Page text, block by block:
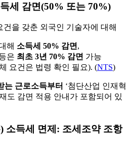
세 감면(50% 또는 70%)
건을 갖춘 외국인 기술자에 대해
해 소득세 50% 감면 ,
은 최초 3년 70% 감면 가능
요건은 법령 확인 필요). (NTS)
는 근로소득부터 ‘첨단산업 인재혁
도 감면 적용 안내가 포함되어 있
소득세 면제: 조세조약 조항